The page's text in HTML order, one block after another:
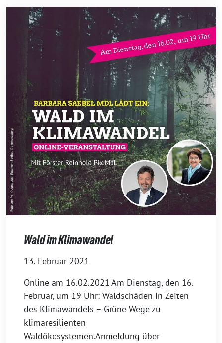
Wald im Klimawandel
13. Februar 2021
Online am 16.02.2021 Am Dienstag, den 16.
Februar, um 19 Uhr: Waldschäden in Zeiten
des Klimawandels – Grüne Wege zu
klimaresilienten
Waldökosystemen.Anmeldung über